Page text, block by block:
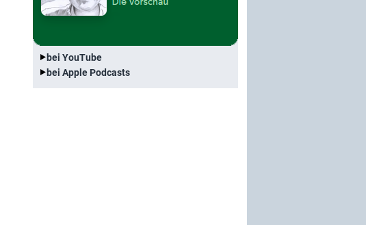
bei YouTube
bei Apple Podcasts